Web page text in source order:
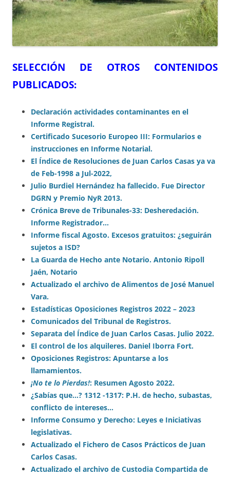
SELECCIÓN DE OTROS CONTENIDOS
PUBLICADOS:
Declaración actividades contaminantes en el
Informe Registral.
Certificado Sucesorio Europeo III: Formularios e
instrucciones en Informe Notarial.
El Índice de Resoluciones de Juan Carlos Casas ya va
de Feb-1998 a Jul-2022,
Julio Burdiel Hernández ha fallecido. Fue Director
DGRN y Premio NyR 2013.
Crónica Breve de Tribunales-33: Desheredación.
Informe Registrador…
Informe fiscal Agosto. Excesos gratuitos: ¿seguirán
sujetos a ISD?
La Guarda de Hecho ante Notario. Antonio Ripoll
Jaén, Notario
Actualizado el archivo de Alimentos de José Manuel
Vara.
Estadísticas Oposiciones Registros 2022 – 2023
Comunicados del Tribunal de Registros.
Separata del Índice de Juan Carlos Casas. Julio 2022.
El control de los alquileres. Daniel Iborra Fort.
Oposiciones Registros: Apuntarse a los
llamamientos.
¡No te lo Pierdas!: Resumen Agosto 2022.
¿Sabías que…? 1312 -1317: P.H. de hecho, subastas,
conflicto de intereses…
Informe Consumo y Derecho: Leyes e Iniciativas
legislativas.
Actualizado el Fichero de Casos Prácticos de Juan
Carlos Casas.
Actualizado el archivo de Custodia Compartida de